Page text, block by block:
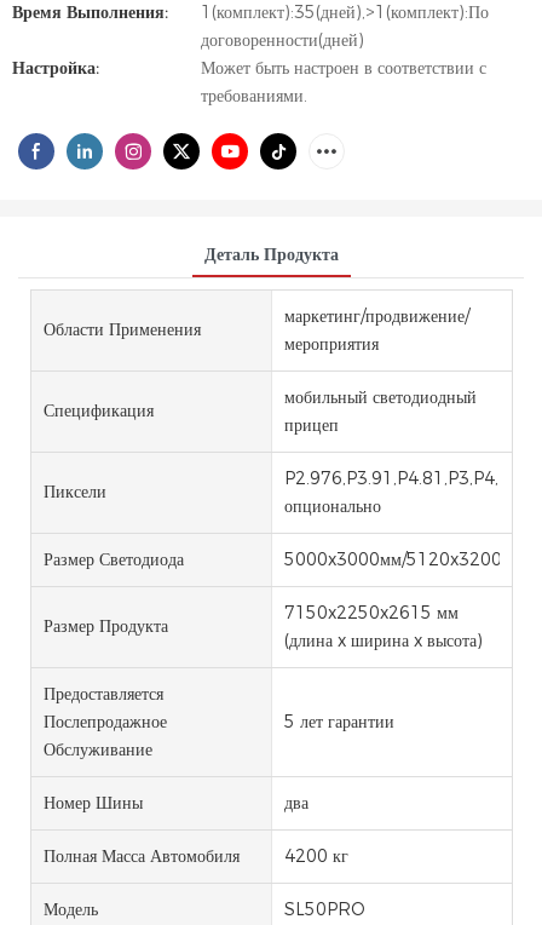
Время Выполнения:
1(комплект):35(дней),>1(комплект):По
договоренности(дней)
Настройка:
Может быть настроен в соответствии с
требованиями.
Деталь Продукта
Области Применения
маркетинг/продвижение/
мероприятия
Спецификация
мобильный светодиодный
прицеп
Пиксели
опционально
Размер Светодиода 5000x3000мм/5120x3200мм
Размер Продукта
7150x2250x2615 мм
(длина x ширина x высота)
Предоставляется
Послепродажное
Обслуживание
5 лет гарантии
Номер Шины два
Полная Масса Автомобиля 4200 кг
Модель SL50PRO